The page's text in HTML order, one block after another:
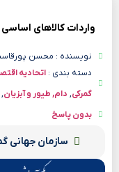
واردات کالاهای اساسی
نویسنده : محسن
دسته بندی : اتحادیه
گمرکی, دام, طیور و آبزیان,
بدون پاسخ
سازمان جهانی